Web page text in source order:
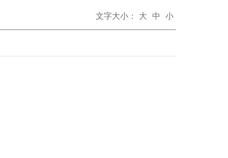
文字大小： 大 中 小